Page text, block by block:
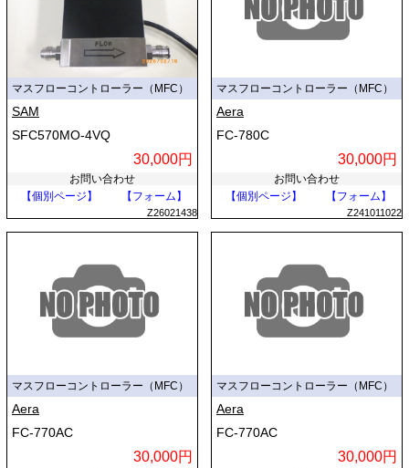
マスフローコントローラー（MFC）
SAM
SFC570MO-4VQ
30,000円
お問い合わせ
【個別ページ】
【フォーム】
Z26021438
マスフローコントローラー（MFC）
Aera
FC-780C
30,000円
お問い合わせ
【個別ページ】
【フォーム】
Z241011022
マスフローコントローラー（MFC）
Aera
FC-770AC
30,000円
マスフローコントローラー（MFC）
Aera
FC-770AC
30,000円